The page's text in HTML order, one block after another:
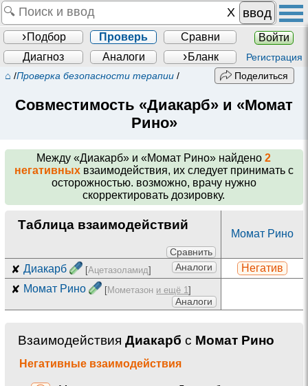
ввод
Подбор Проверь Сравни
Войти
Диагноз
Аналоги Бланк Регистрация
⌂ /Проверка безопасности терапии / Поделиться
Совместимость «Диакарб» и «Момат
Рино»
Между«Диакарб» и «Момат Рино» найдено2
негативныхвзаимодействия, их следует принимать с
осторожностью. возможно, врачу нужно
скорректировать дозировку.
Таблица взаимодействий
Сравнить
Момат Рино
✘ Диакарб [Ацетазоламид] Аналоги
Негатив
✘ Момат Рино [Мометазон и ещё 1]
Аналоги
Взаимодействия Диакарб с Момат Рино
Негативные взаимодействия